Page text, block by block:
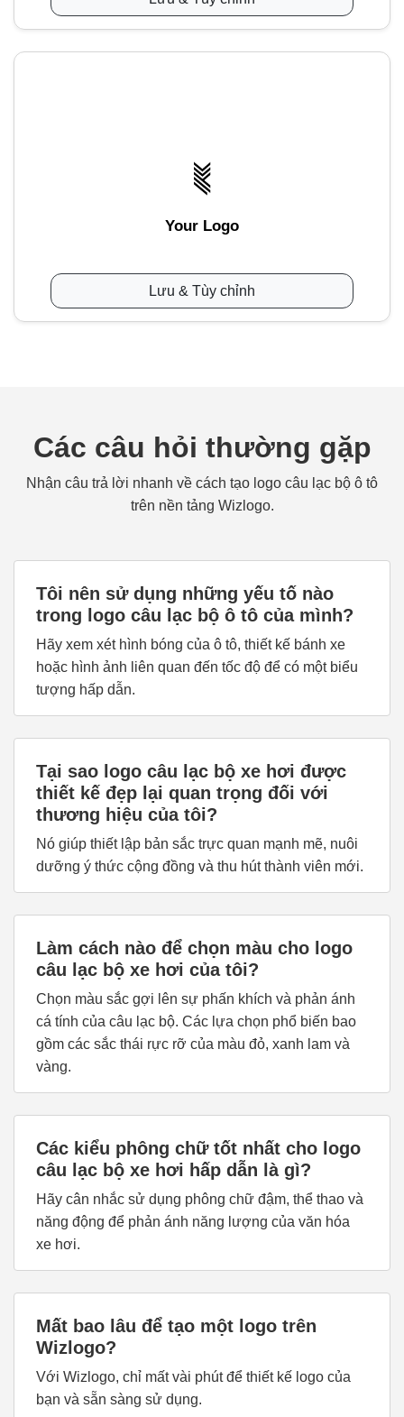
Your Logo
Lưu & Tùy chỉnh
Các câu hỏi thường gặp
Nhận câu trả lời nhanh về cách tạo logo câu lạc bộ ô tô
trên nền tảng Wizlogo.
Tôi nên sử dụng những yếu tố nào
trong logo câu lạc bộ ô tô của mình?
Hãy xem xét hình bóng của ô tô, thiết kế bánh xe
hoặc hình ảnh liên quan đến tốc độ để có một biểu
tượng hấp dẫn.
Tại sao logo câu lạc bộ xe hơi được
thiết kế đẹp lại quan trọng đối với
thương hiệu của tôi?
Nó giúp thiết lập bản sắc trực quan mạnh mẽ, nuôi
dưỡng ý thức cộng đồng và thu hút thành viên mới.
Làm cách nào để chọn màu cho logo
câu lạc bộ xe hơi của tôi?
Chọn màu sắc gợi lên sự phấn khích và phản ánh
cá tính của câu lạc bộ. Các lựa chọn phổ biến bao
gồm các sắc thái rực rỡ của màu đỏ, xanh lam và
vàng.
Các kiểu phông chữ tốt nhất cho logo
câu lạc bộ xe hơi hấp dẫn là gì?
Hãy cân nhắc sử dụng phông chữ đậm, thể thao và
năng động để phản ánh năng lượng của văn hóa
xe hơi.
Mất bao lâu để tạo một logo trên
Wizlogo?
Với Wizlogo, chỉ mất vài phút để thiết kế logo của
bạn và sẵn sàng sử dụng.